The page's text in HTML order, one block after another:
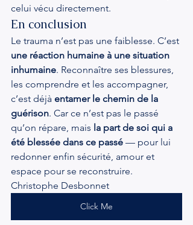
celui vécu directement.
En conclusion
Le trauma n’est pas une faiblesse. C’est
une réaction humaine à une situation
inhumaine. Reconnaître ses blessures,
les comprendre et les accompagner,
c’est déjà entamer le chemin de la
guérison. Car ce n’est pas le passé
qu’on répare, mais la part de soi qui a
été blessée dans ce passé — pour lui
redonner enfin sécurité, amour et
espace pour se reconstruire.
Christophe Desbonnet
Click Me